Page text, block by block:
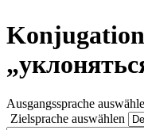
Ausgangssprache
Zielsprache auswählen